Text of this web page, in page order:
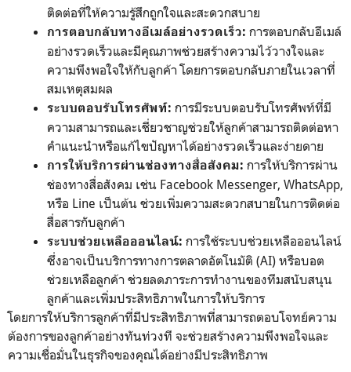
ติดต่อที่ให้ความรู้สึกถูกใจและสะดวกสบาย
การตอบกลับทางอีเมล์อย่างรวดเร็ว: การตอบกลับอีเมล์
อย่างรวดเร็วและมีคุณภาพช่วยสร้างความไว้วางใจและ
ความพึงพอใจให้กับลูกค้า โดยการตอบกลับภายในเวลาที่
สมเหตุสมผล
ระบบตอบรับโทรศัพท์: การมีระบบตอบรับโทรศัพท์ที่มี
ความสามารถและเชี่ยวชาญช่วยให้ลูกค้าสามารถติดต่อหา
คำแนะนำหรือแก้ไขปัญหาได้อย่างรวดเร็วและง่ายดาย
การให้บริการผ่านช่องทางสื่อสังคม: การให้บริการผ่าน
ช่องทางสื่อสังคม เช่น Facebook Messenger, WhatsApp,
หรือ Line เป็นต้น ช่วยเพิ่มความสะดวกสบายในการติดต่อ
สื่อสารกับลูกค้า
ระบบช่วยเหลือออนไลน์: การใช้ระบบช่วยเหลือออนไลน์
ซึ่งอาจเป็นบริการทางการตลาดอัตโนมัติ (AI) หรือบอต
ช่วยเหลือลูกค้า ช่วยลดภาระการทำงานของทีมสนับสนุน
ลูกค้าและเพิ่มประสิทธิภาพในการให้บริการ
โดยการให้บริการลูกค้าที่มีประสิทธิภาพที่สามารถตอบโจทย์ความ
ต้องการของลูกค้าอย่างทันท่วงที จะช่วยสร้างความพึงพอใจและ
ความเชื่อมั่นในธุรกิจของคุณได้อย่างมีประสิทธิภาพ